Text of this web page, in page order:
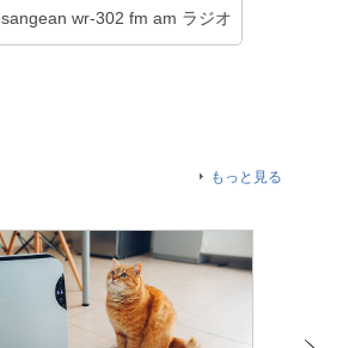
sangean wr-302 fm am ラジオ
もっと見る